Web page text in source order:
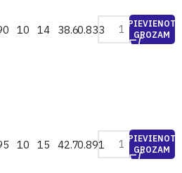
10 14 38.60.833
PIEVIENOT
GROZAM
10 15 42.70.891
PIEVIENOT
GROZAM